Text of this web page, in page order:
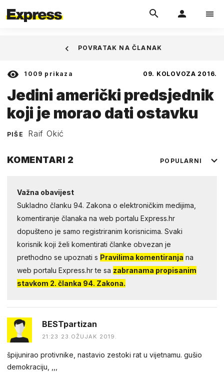
1009 prikaza 09. KOLOVOZA 2016.
Jedini američki predsjednik
koji je morao dati ostavku
PIŠE Raif Okić
POVRATAK NA ČLANAK
KOMENTARI 2 POPULARNI
Važna obavijest
Sukladno članku 94. Zakona o elektroničkim medijima,
komentiranje članaka na web portalu Express.hr
dopušteno je samo registriranim korisnicima. Svaki
korisnik koji želi komentirati članke obvezan je
prethodno se upoznati s Pravilima komentiranja na
web portalu Express.hr te sa zabranama propisanim
stavkom 2. članka 94. Zakona.
BESTpartizan
21:23 23.OŽUJAK 2019.
špijunirao protivnike, nastavio zestoki rat u vijetnamu. gušio
demokraciju, ,,,